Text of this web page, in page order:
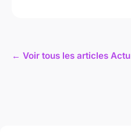
← Voir tous les articles Actu